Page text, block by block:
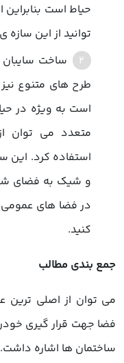
حیاط است بنابراین
توانید از این
ساخت
طرح های متنوع نیز
است به ویژه در
متعدد می توان
استفاده کرد. این
و شیک به فضای
در فضا های عمومی
کنید.
جمع بندی مطالب
می توان از اصلی ترین
فضا جهت قرار گیری
ساختمان ها اشاره